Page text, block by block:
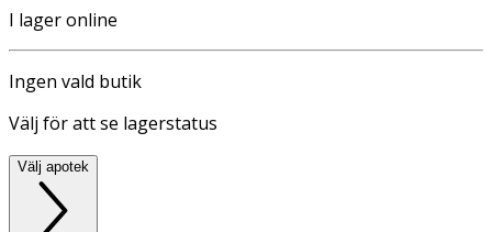
I lager online
Ingen vald butik
Välj för att se lagerstatus
Välj apotek